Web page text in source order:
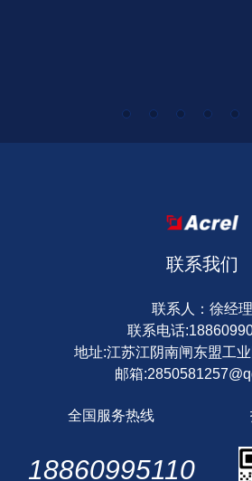
联系我们
联系人：徐经理
联系电话
地址:江苏江阴南闸东盟工
邮箱
全国服务热线
18860995110